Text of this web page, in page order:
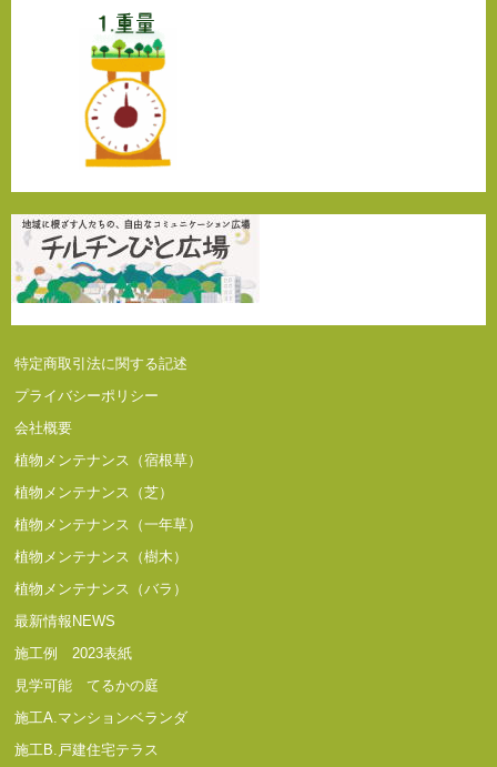
特定商取引法に関する記述
プライバシーポリシー
会社概要
植物メンテナンス（宿根草）
植物メンテナンス（芝）
植物メンテナンス（一年草）
植物メンテナンス（樹木）
植物メンテナンス（バラ）
最新情報NEWS
施工例 2023表紙
見学可能 てるかの庭
施工A.マンションベランダ
施工B.戸建住宅テラス